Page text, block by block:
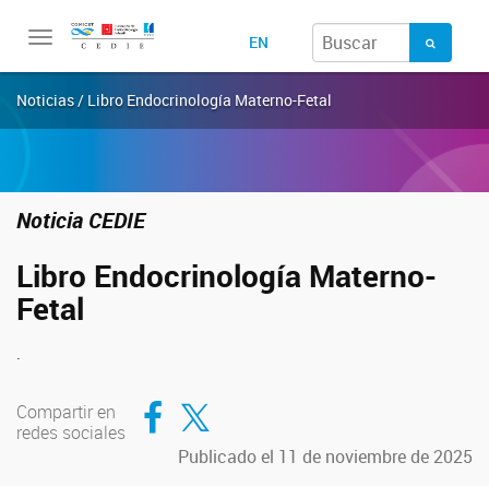
Toggle
EN
Noticias / Libro Endocrinología Materno-Fetal
Noticia CEDIE
Libro Endocrinología Materno-
Fetal
.
Compartir en
redes sociales
Compartir en Facebook
Compartir en Twitter
Publicado el 11 de noviembre de 2025